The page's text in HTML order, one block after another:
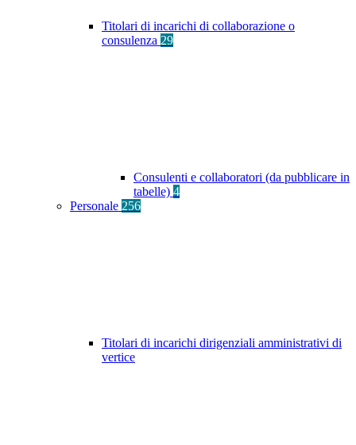
Titolari di incarichi di collaborazione o
consulenza 29
Consulenti e collaboratori (da pubblicare in
tabelle) 4
Personale 256
Titolari di incarichi dirigenziali amministrativi di
vertice